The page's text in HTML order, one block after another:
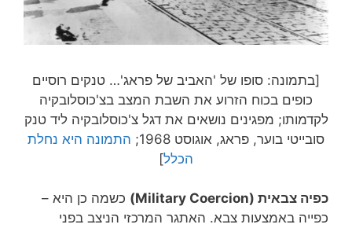
[בתמונה: סופו של 'האביב של פראג'… טנקים רוסיים
כופים בכוח הזרוע את השבת המצב בצ'כוסלובקיה
לקדמותו; מפגינים נושאים את דגל צ'כוסלובקיה ליד טנק
סובייטי בוער, פראג, אוגוסט 1968;
התמונה היא נחלת
הכלל]
כפיה צבאית (Military Coercion)
כשמה כן היא –
כפייה באמצעות צבא. האתגר המרכזי הניצב בפני